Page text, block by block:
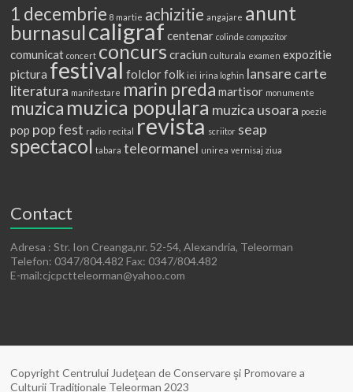
1 decembrie 8 martie achizitie angajare anunt
burnasulcaligraf centenar colinde compozitor
comunicat concert concurs craciun culturala examen expozitie
pictura festival folclorfolk iei irina loghin lansare carte
literatura manifestare marin preda martisor monumente
muzica muzica populara muzica usoara poezie
pop pop fest radio recital revista scriitor seap
spectacol tabara teleormanel unirea vernisaj ziua
Contact
Adresa : Str. Ion Creanga,nr. 52-54, Alexandria, Teleorman
Telefon: 0347/804.482 Fax: 0347/804.482
E-mail:cjcpctteleorman@yahoo.com
Copyright Centrului Judeţean de Conservare şi Promovare a
Culturii Tradiţionale Teleorman 2023